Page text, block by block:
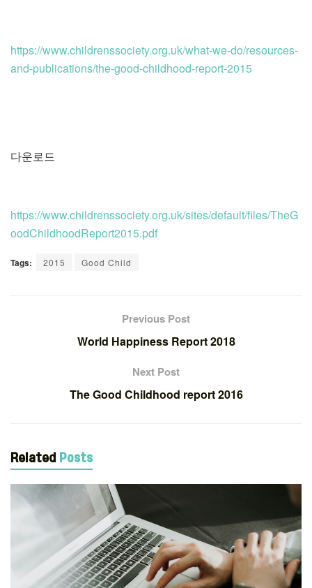
https://www.childrenssociety.org.uk/what-we-do/resources-
and-publications/the-good-childhood-report-2015
다운로드
https://www.childrenssociety.org.uk/sites/default/files/TheG
oodChildhoodReport2015.pdf
Tags: 2015 Good Child
Previous Post
World Happiness Report 2018
Next Post
The Good Childhood report 2016
Related Posts